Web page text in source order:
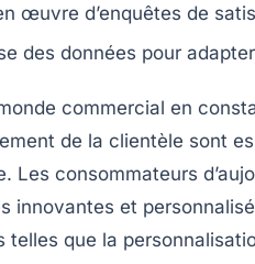
œuvre d’enquêtes de
des données pour
commercial en
de la clientèle sont
Les consommateurs
innovantes et
telles que la